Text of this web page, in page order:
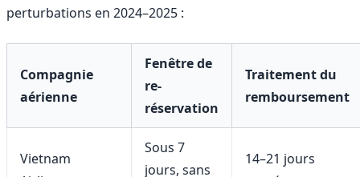
perturbations en 2024–2025 :
Compagnie
aérienne
Fenêtre de
re-
réservation
Traitement du
remboursement
Vietnam
Sous 7
jours, sans
14–21 jours